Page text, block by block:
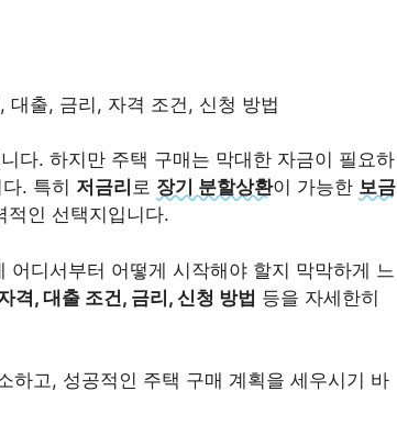
대출, 금리, 자격 조건, 신청 방법
다. 하지만 주택 구매는 막대한 자금이 필요하
. 특히 저금리 로 장기 분할상환이 가능한 보금
적인 선택지입니다.
어디서부터 어떻게 시작해야 할지 막막하게 느
격, 대출 조건, 금리, 신청 방법 등을 자세한히
하고, 성공적인 주택 구매 계획을 세우시기 바